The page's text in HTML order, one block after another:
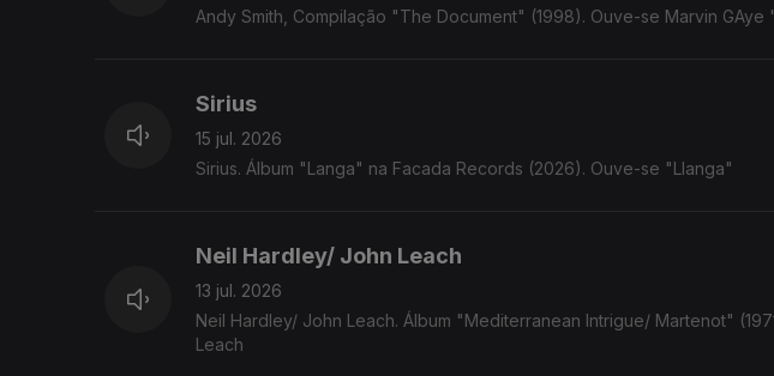
Andy Smith, Compilação "The Document" (1998). Ouve-se Marvin GAye
Sirius
15 jul. 2026
Sirius. Álbum "Langa" na Facada Records (2026). Ouve-se "Llanga"
Neil Hardley/ John Leach
13 jul. 2026
Neil Hardley/ John Leach. Álbum "Mediterranean Intrigue/ Martenot"
Leach